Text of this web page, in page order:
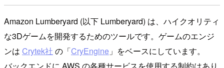
Amazon Lumberyard (以下 Lumberyard) は、ハイクオリティ
な3Dゲームを開発するためのツールです。ゲームのエンジ
ンは Crytek社 の「CryEngine 」をベースにしています。